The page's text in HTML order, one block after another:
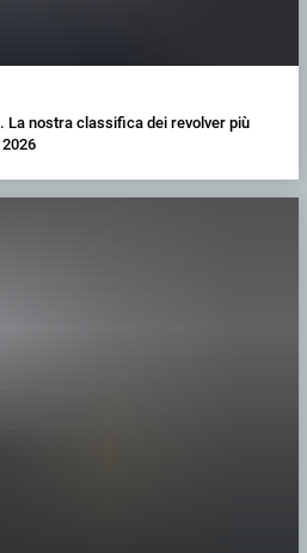
La nostra classifica dei revolver più